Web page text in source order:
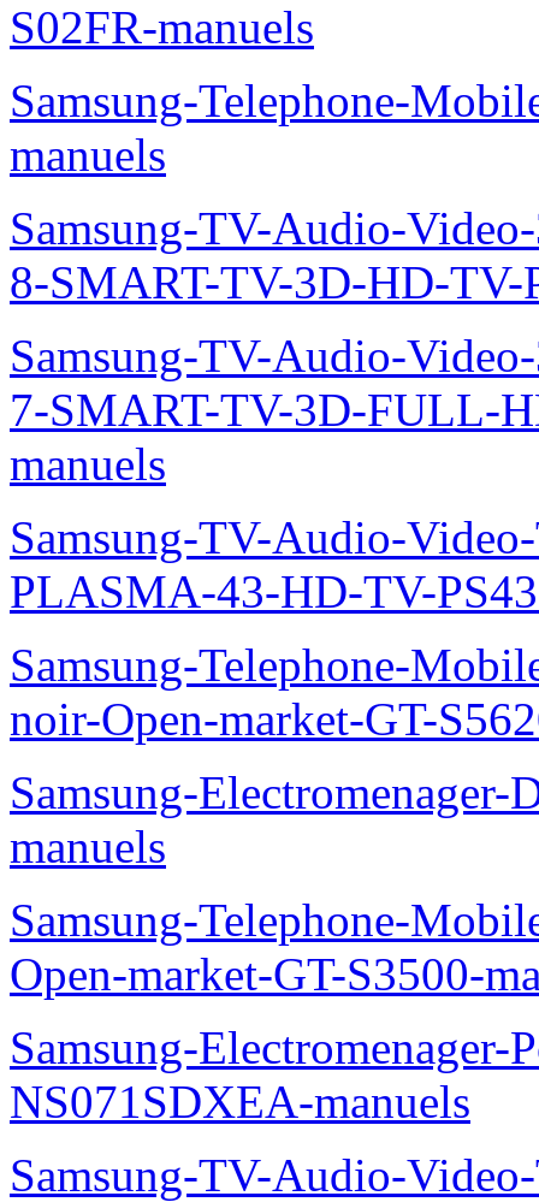
S02FR-manuels
Samsung-Telephone-
manuels
Samsung-TV-Audio-
8-SMART-TV-3D-HD-TV-
Samsung-TV-Audio-
7-SMART-TV-3D-FULL-
manuels
Samsung-TV-Audio-
PLASMA-43-HD-TV-
Samsung-Telephone-
noir-Open-market-GT-
Samsung-Electromenager-
manuels
Samsung-Telephone-
Open-market-GT-S3500-
Samsung-
NS071SDXEA-manuels
Samsung-TV-Audio-